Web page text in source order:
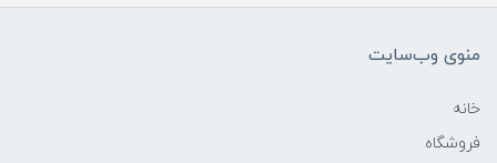
منوی وب‌سایت
خانه
فروشگاه